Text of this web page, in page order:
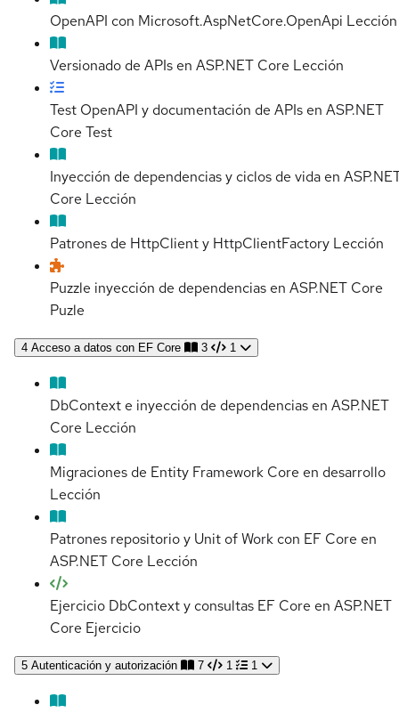
OpenAPI con Microsoft.AspNetCore.OpenApi Lección
Versionado de APIs en ASP.NET Core Lección
Test OpenAPI y documentación de APIs en ASP.NET
Core Test
Inyección de dependencias y ciclos de vida en
Core Lección
Patrones de HttpClient y HttpClientFactory Lección
Puzzle inyección de dependencias en ASP.NET Core
Puzle
4 Acceso a datos con EF Core 3 1
DbContext e inyección de dependencias en ASP.NET
Core Lección
Migraciones de Entity Framework Core en desarrollo
Lección
Patrones repositorio y Unit of Work con EF Core en
ASP.NET Core Lección
Ejercicio DbContext y consultas EF Core en ASP.NET
Core Ejercicio
5 Autenticación y autorización 7 1 1